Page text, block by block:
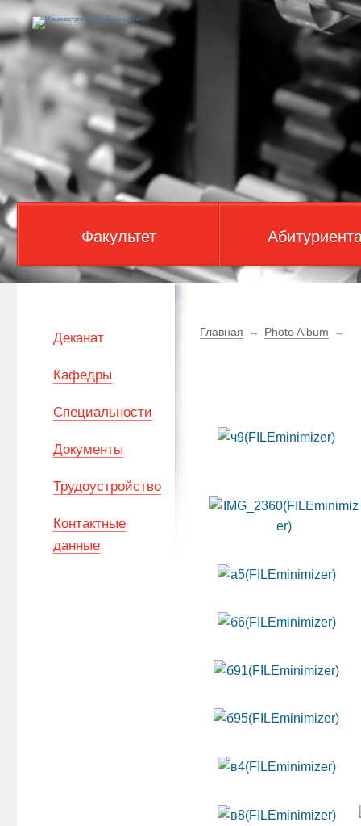
Факультет
Главная → Photo Album →
Деканат
Кафедры
Специальности
Документы
Трудоустройство
Контактные
данные